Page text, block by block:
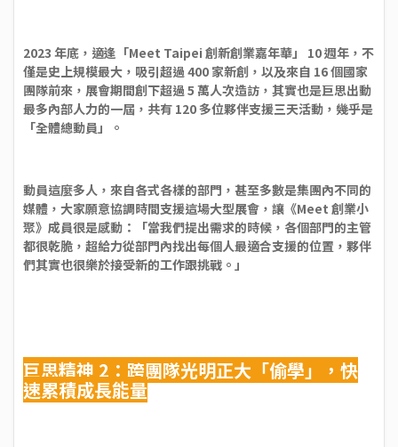
2023 年底，適逢「Meet Taipei 創新創業嘉年華」 10 週年，不
僅是史上規模最大，吸引超過 400 家新創，以及來自 16 個國家
團隊前來，展會期間創下超過 5 萬人次造訪，其實也是巨思出動
最多內部人力的一屆，共有 120 多位夥伴支援三天活動，幾乎是
「全體總動員」。
動員這麼多人，來自各式各樣的部門，甚至多數是集團內不同的
媒體，大家願意協調時間支援這場大型展會，讓《Meet 創業小
聚》成員很是感動：「當我們提出需求的時候，各個部門的主管
都很乾脆，超給力從部門內找出每個人最適合支援的位置，夥伴
們其實也很樂於接受新的工作跟挑戰。」
巨思精神 2：跨團隊光明正大「偷學」，快
速累積成長能量